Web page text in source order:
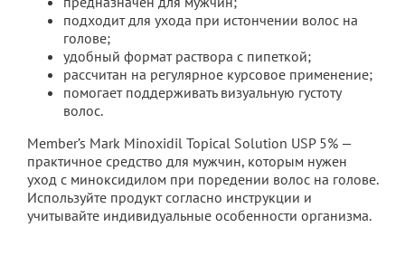
подходит для ухода при истончении волос на
голове;
удобный формат раствора с пипеткой;
рассчитан на регулярное курсовое применение;
помогает поддерживать визуальную густоту
волос.
Member’s Mark Minoxidil Topical Solution USP 5% —
практичное средство для мужчин, которым нужен
уход с миноксидилом при поредении волос на голове.
Используйте продукт согласно инструкции и
учитывайте индивидуальные особенности организма.